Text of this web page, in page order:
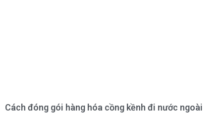
Cách đóng gói hàng hóa cồng kềnh đi nước ngoài